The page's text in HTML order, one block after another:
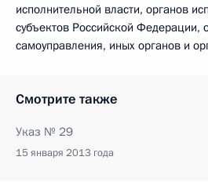
исполнительной власти, органов
субъектов Российской Федерации,
самоуправления, иных органов и
Смотрите также
Указ № 29
15 января 2013 года